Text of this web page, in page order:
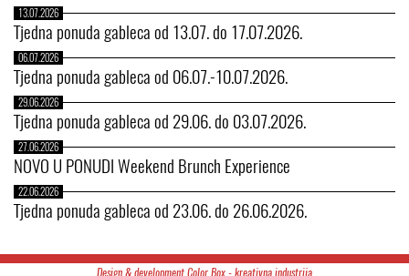
13.07.2026
Tjedna ponuda gableca od 13.07. do 17.07.2026.
06.07.2026
Tjedna ponuda gableca od 06.07.-10.07.2026.
29.06.2026
Tjedna ponuda gableca od 29.06. do 03.07.2026.
27.06.2026
NOVO U PONUDI Weekend Brunch Experience
22.06.2026
Tjedna ponuda gableca od 23.06. do 26.06.2026.
Design & development Color Box - kreativna industrija